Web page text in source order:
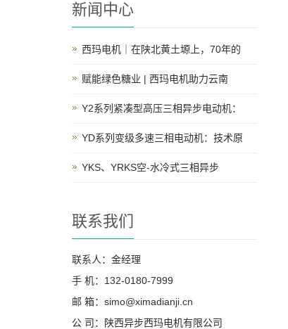
新闻中心
西玛电机｜在陕北黄土塬上，70年的
赋能绿色糖业 | 西玛电机助力云南
Y2系列紧凑型高压三相异步电动机：
YD系列变级多速三相电动机：技术原
YKS、YRKS空-水冷式三相异步
联系我们
联系人：金经理
手 机：132-0180-7999
邮 箱：simo@ximadianji.cn
公 司：陕西异步西玛电机有限公司